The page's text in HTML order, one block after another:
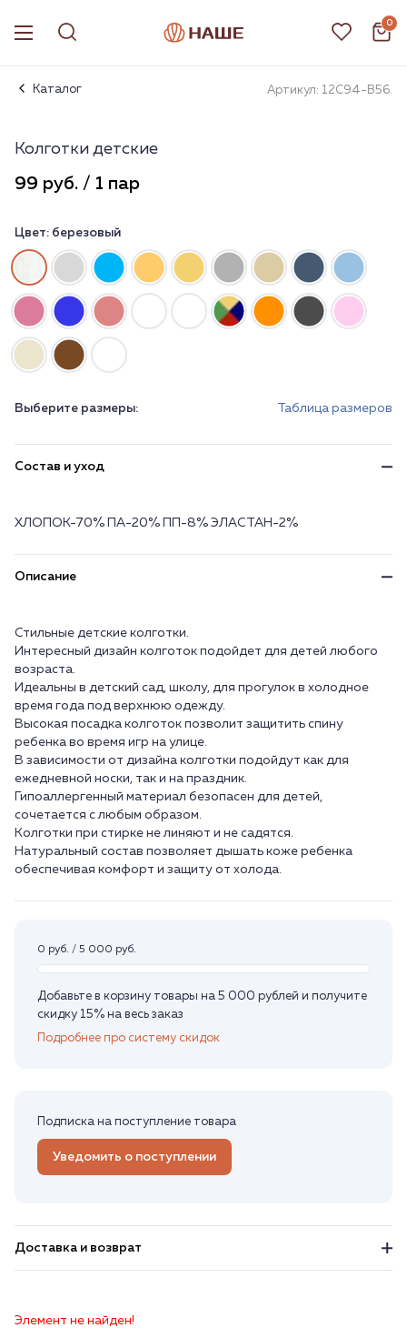
0
Каталог Артикул: 12С94-В56.
Колготки детские
99 руб. / 1 пар
Цвет: березовый
Выберите размеры: Таблица размеров
Состав и уход
ХЛОПОК-70% ПА-20% ПП-8% ЭЛАСТАН-2%
Описание
Стильные детские колготки.
Интересный дизайн колготок подойдет для детей любого
возраста.
Идеальны в детский сад, школу, для прогулок в холодное
время года под верхнюю одежду.
Высокая посадка колготок позволит защитить спину
ребенка во время игр на улице.
В зависимости от дизайна колготки подойдут как для
ежедневной носки, так и на праздник.
Гипоаллергенный материал безопасен для детей,
сочетается с любым образом.
Колготки при стирке не линяют и не садятся.
Натуральный состав позволяет дышать коже ребенка
0 руб. / 5 000 руб.
Добавьте в корзину товары на 5 000 рублей и получите
скидку 15% на весь заказ
Подробнее про систему скидок
Подписка на поступление товара
Уведомить о поступлении
Доставка и возврат
Элемент не найден!